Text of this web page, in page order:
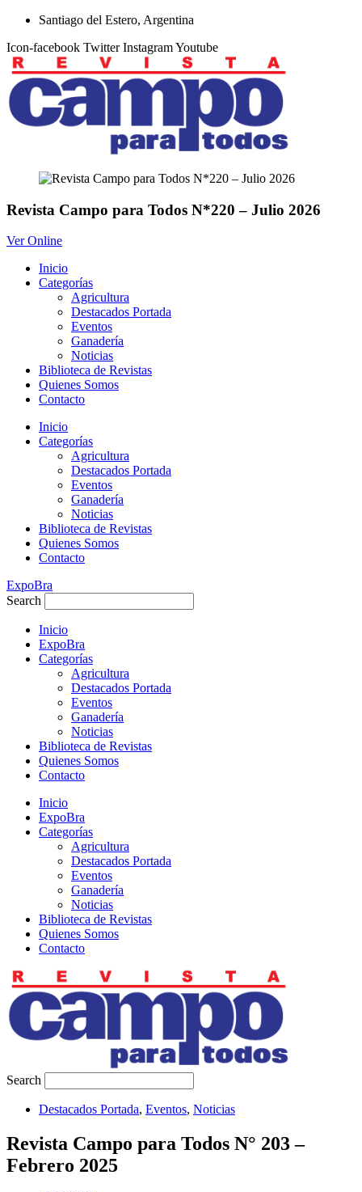
contenido
Santiago del Estero, Argentina
Icon-facebook Twitter InstagramYoutube
Revista Campo para Todos N*220 – Julio 2026
Ver Online
Inicio
Categorías
Agricultura
Destacados Portada
Eventos
Ganadería
Noticias
Biblioteca de Revistas
Quienes Somos
Contacto
Inicio
Categorías
Agricultura
Destacados Portada
Eventos
Ganadería
Noticias
Biblioteca de Revistas
Quienes Somos
Contacto
ExpoBra
Search
Inicio
ExpoBra
Categorías
Agricultura
Destacados Portada
Eventos
Ganadería
Noticias
Biblioteca de Revistas
Quienes Somos
Contacto
Inicio
ExpoBra
Categorías
Agricultura
Destacados Portada
Eventos
Ganadería
Noticias
Biblioteca de Revistas
Quienes Somos
Contacto
Search
Destacados Portada, Eventos, Noticias
Revista Campo para Todos N° 203 –
Febrero 2025